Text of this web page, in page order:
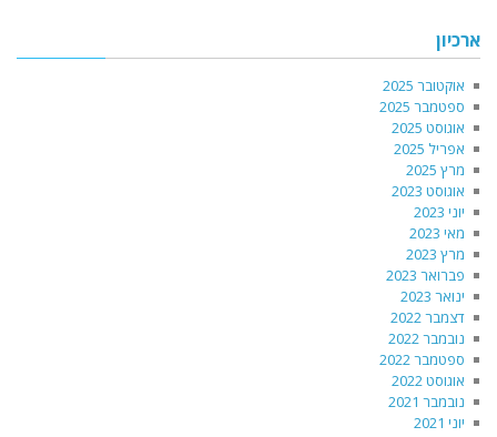
ארכיון
אוקטובר 2025
ספטמבר 2025
אוגוסט 2025
אפריל 2025
מרץ 2025
אוגוסט 2023
יוני 2023
מאי 2023
מרץ 2023
פברואר 2023
ינואר 2023
דצמבר 2022
נובמבר 2022
ספטמבר 2022
אוגוסט 2022
נובמבר 2021
יוני 2021